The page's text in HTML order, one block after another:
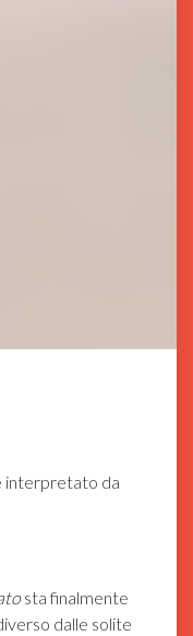
interpretato da
sta finalmente
dalle solite